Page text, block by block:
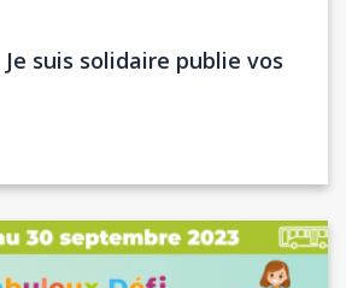
suis solidaire publie vos